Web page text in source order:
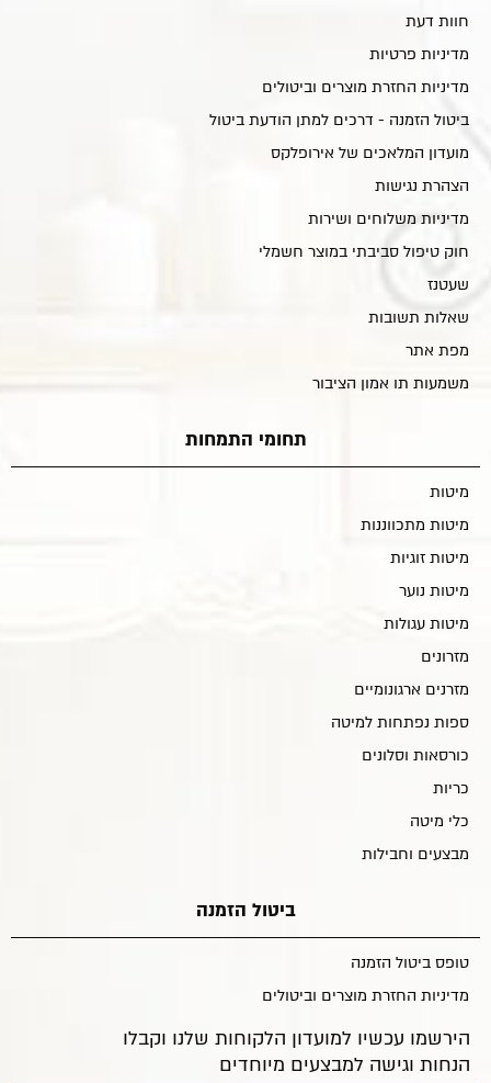
חוות דעת
מדיניות פרטיות
מדיניות החזרת מוצרים וביטולים
ביטול הזמנה - דרכים למתן הודעת ביטול
מועדון המלאכים של אירופלקס
הצהרת נגישות
מדיניות משלוחים ושירות
חוק טיפול סביבתי במוצר חשמלי
שעטנז
שאלות תשובות
מפת אתר
משמעות תו אמון הציבור
תחומי התמחות
מיטות
מיטות מתכווננות
מיטות זוגיות
מיטות נוער
מיטות עגולות
מזרונים
מזרנים ארגונומיים
ספות נפתחות למיטה
כורסאות וסלונים
כריות
כלי מיטה
מבצעים וחבילות
ביטול הזמנה
טופס ביטול הזמנה
מדיניות החזרת מוצרים וביטולים
הירשמו עכשיו למועדון הלקוחות שלנו וקבלו
הנחות וגישה למבצעים מיוחדים